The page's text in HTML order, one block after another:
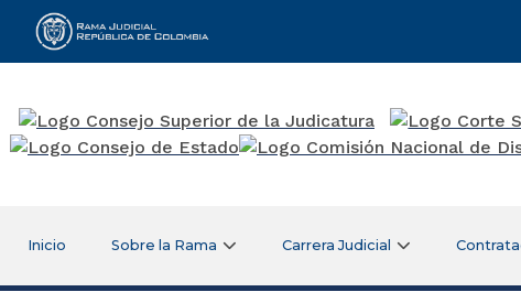
Rama Judicial
Inicio Sobre la Rama Carrera Judicial